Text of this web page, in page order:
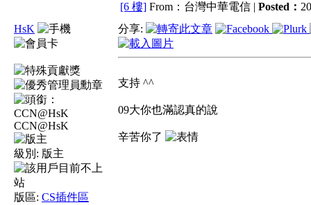
[6 樓] From：台灣中華電信 | Posted：
HsK
CCN@HsK
級別: 版主
版區: CS插件區
分享:
支持 ^^
09大你也滿認真的說
辛苦你了